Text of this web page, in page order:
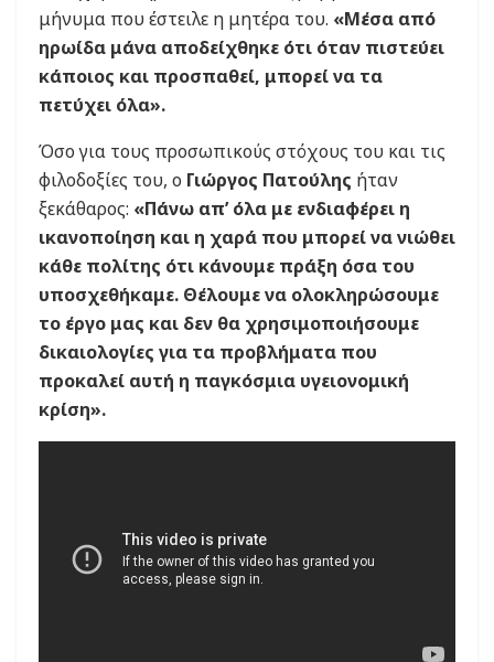
μήνυμα που έστειλε η μητέρα του. «Μέσα από
ηρωίδα μάνα αποδείχθηκε ότι όταν πιστεύει
κάποιος και προσπαθεί, μπορεί να τα
πετύχει όλα».
Όσο για τους προσωπικούς στόχους του και τις
φιλοδοξίες του, ο Γιώργος Πατούλης ήταν
ξεκάθαρος: «Πάνω απ’ όλα με ενδιαφέρει η
ικανοποίηση και η χαρά που μπορεί να νιώθει
κάθε πολίτης ότι κάνουμε πράξη όσα του
υποσχεθήκαμε. Θέλουμε να ολοκληρώσουμε
το έργο μας και δεν θα χρησιμοποιήσουμε
δικαιολογίες για τα προβλήματα που
προκαλεί αυτή η παγκόσμια υγειονομική
κρίση».